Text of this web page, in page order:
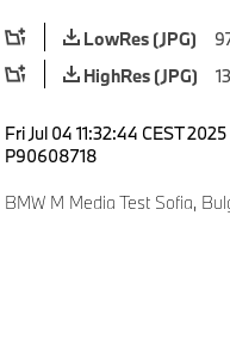
LowRes (JPG)
HighRes (JPG)
Fri Jul 04 11:32:44 CEST 2025
P90608718
BMW M Media Test Sofia,